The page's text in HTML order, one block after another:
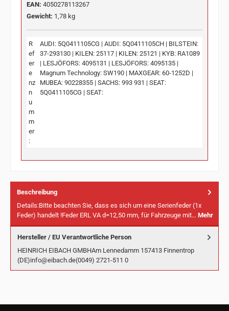
EAN: 4050278113267
Gewicht: 1,78 kg
R
ef
er
e
nz
n
u
m
m
er
:
AUDI: 5Q0411105CG | AUDI: 5Q0411105CH | BILSTEIN:
37-293130 | KILEN: 25117 | KILEN: 25121 | KYB: RA1089
| LESJÖFORS: 4095131 | LESJÖFORS: 4095135 |
Magnum Technology: SW190 | MAXGEAR: 60-1252D |
MUBEA: 90228355 | SACHS: 993 931 | SEAT:
5Q0411105CG | SEAT:
Beschreibung
Details:Bitte beachten Sie, dass es sich um eine Serienfeder (1x
Feder) handelt !Feder ERL VA d=12,50 mm, für Fahrzeuge mit… Mehr
Hersteller / EU Verantwortliche Person
HEINRICH EIBACH GMBHAm Lennedamm 157413 Finnentrop
(DE)info@eibach.de(0049) 2721-511 0